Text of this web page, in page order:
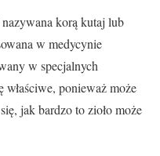
korą kutaj lub
w medycynie
w specjalnych
ponieważ może
jak bardzo to zioło może